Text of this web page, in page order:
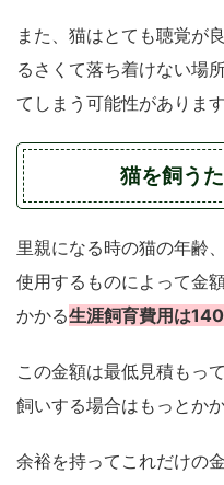
また、猫はとても聴覚が
るさくて落ち着けない場
てしまう可能性があります
猫を飼う
里親になる時の猫の年齢
使用するものによって金
かかる生涯飼育費用は
この金額は最低見積もっ
飼いする場合はもっとかか
余裕を持ってこれだけの